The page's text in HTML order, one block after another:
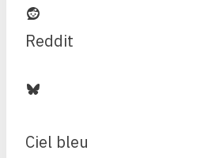
Reddit
Ciel bleu